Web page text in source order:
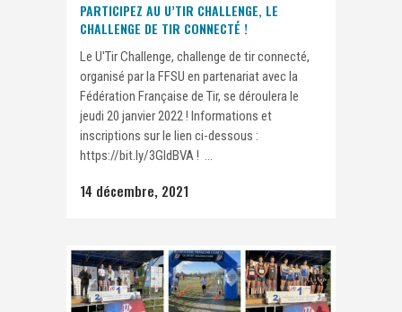
PARTICIPEZ AU U’TIR CHALLENGE, LE
CHALLENGE DE TIR CONNECTÉ !
Le U'Tir Challenge, challenge de tir connecté,
organisé par la FFSU en partenariat avec la
Fédération Française de Tir, se déroulera le
jeudi 20 janvier 2022 ! Informations et
inscriptions sur le lien ci-dessous :
https://bit.ly/3GIdBVA ! ...
14 décembre, 2021